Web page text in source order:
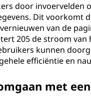
door invoervelden
Dit voorkomt
van de
205 de stroom van
kunnen
efficiëntie en
met